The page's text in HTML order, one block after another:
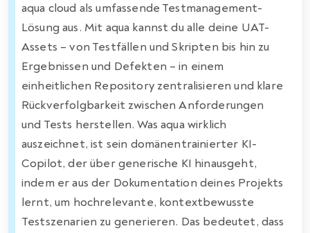
aqua cloud als umfassende Testmanagement-
Lösung aus. Mit aqua kannst du alle deine UAT-
Assets – von Testfällen und Skripten bis hin zu
Ergebnissen und Defekten – in einem
einheitlichen Repository zentralisieren und klare
Rückverfolgbarkeit zwischen Anforderungen
und Tests herstellen. Was aqua wirklich
auszeichnet, ist sein domänentrainierter KI-
Copilot, der über generische KI hinausgeht,
indem er aus der Dokumentation deines Projekts
lernt, um hochrelevante, kontextbewusste
Testszenarien zu generieren. Das bedeutet, dass